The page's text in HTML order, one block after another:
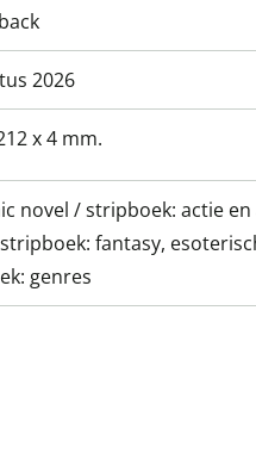
2026
x 4 mm.
novel / stripboek: actie
fantasy,
genres